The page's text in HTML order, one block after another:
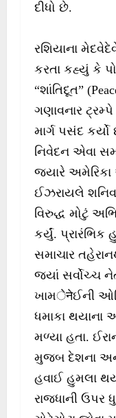
દીધો છે.
રશિયાના
કરતા કહ્યું કે
“શાંતિદૂત”
ગણાવનાર
માર્ગ પસંદ
નિવેદન એવા
જ્યારે
ઈઝરાયલે
વિરુદ્ધ મોટું
કર્યું. પ્રારંભિક
સમાચાર
જ્યાં સર્વોચ્ચ
ખામेनेઈની
ધમાકા થયાના
મળ્યા હતા.
મુજબ દેશના
હવાઈ હુમલા
રાજધાની ઉપર